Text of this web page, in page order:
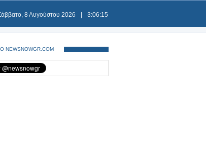
8 Αυγούστου 2026 3:06:16